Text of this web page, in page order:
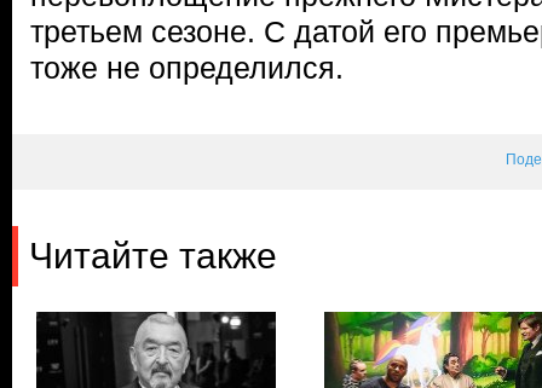
третьем сезоне. С датой его
тоже не определился.
Читайте также